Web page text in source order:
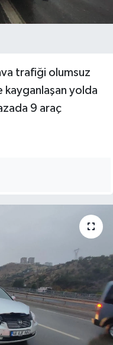
trafiği olumsuz
yolda
9 araç